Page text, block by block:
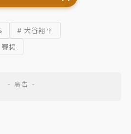
# 大谷翔平
揚